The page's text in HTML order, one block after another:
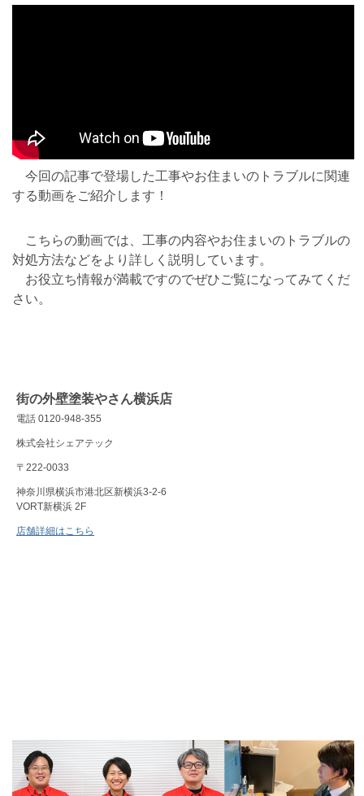
今回の記事で登場した工事やお住まいのトラブルに関連
する動画をご紹介します！
こちらの動画では、工事の内容やお住まいのトラブルの
対処方法などをより詳しく説明しています。
お役立ち情報が満載ですのでぜひご覧になってみてくだ
さい。
街の外壁塗装やさん横浜店
電話 0120-948-355
株式会社シェアテック
〒222-0033
神奈川県横浜市港北区新横浜3-2-6
VORT新横浜 2F
店舗詳細はこちら